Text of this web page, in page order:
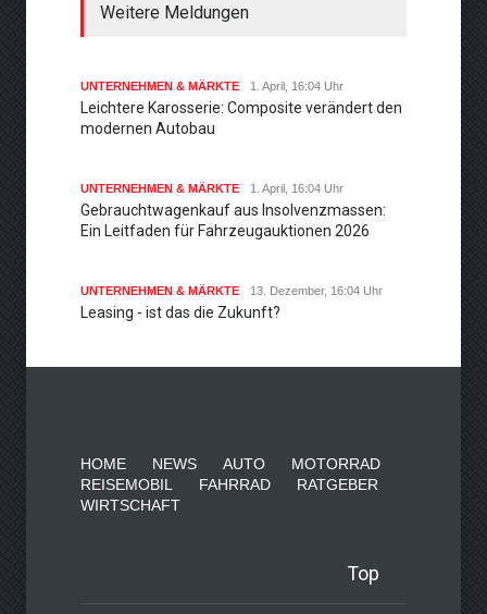
Weitere Meldungen
UNTERNEHMEN & MÄRKTE 1. April, 16:04 Uhr
Leichtere Karosserie: Composite verändert den
modernen Autobau
UNTERNEHMEN & MÄRKTE 1. April, 16:04 Uhr
Gebrauchtwagenkauf aus Insolvenzmassen:
Ein Leitfaden für Fahrzeugauktionen 2026
UNTERNEHMEN & MÄRKTE 13. Dezember, 16:04 Uhr
Leasing - ist das die Zukunft?
HOME NEWS AUTO
MOTORRAD
REISEMOBIL
FAHRRAD
RATGEBER
WIRTSCHAFT
Top